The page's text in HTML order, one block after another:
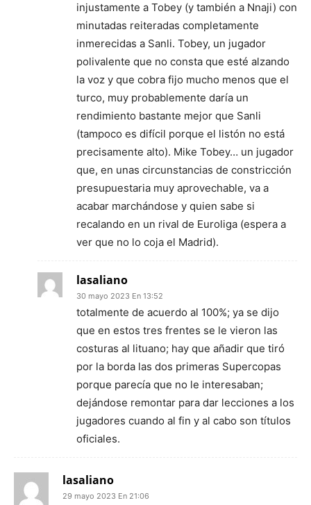
injustamente a Tobey (y también a Nnaji) con
minutadas reiteradas completamente
inmerecidas a Sanli. Tobey, un jugador
polivalente que no consta que esté alzando
la voz y que cobra fijo mucho menos que el
turco, muy probablemente daría un
rendimiento bastante mejor que Sanli
(tampoco es difícil porque el listón no está
precisamente alto). Mike Tobey… un jugador
que, en unas circunstancias de constricción
presupuestaria muy aprovechable, va a
acabar marchándose y quien sabe si
recalando en un rival de Euroliga (espera a
ver que no lo coja el Madrid).
lasaliano
30 mayo 2023 En 13:52
totalmente de acuerdo al 100%; ya se dijo
que en estos tres frentes se le vieron las
costuras al lituano; hay que añadir que tiró
por la borda las dos primeras Supercopas
porque parecía que no le interesaban;
dejándose remontar para dar lecciones a los
jugadores cuando al fin y al cabo son títulos
oficiales.
lasaliano
29 mayo 2023 En 21:06